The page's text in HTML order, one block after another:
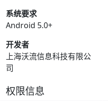
系统要求
Android 5.0+
开发者
上海沃流信息科技有限公
司
权限信息